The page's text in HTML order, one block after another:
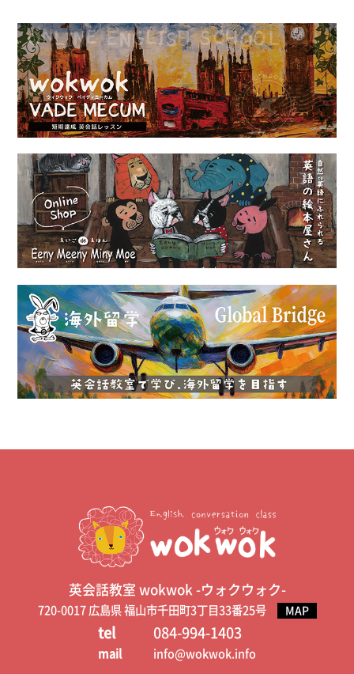
英会話教室 wokwok -ウォクウォク-
720-0017 広島県 福山市千田町3丁目33番25号 MAP
tel 084-994-1403
mail info@wokwok.info